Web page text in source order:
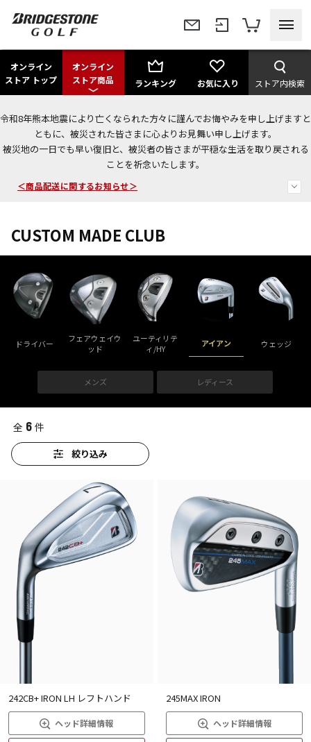
オンライン
ストア トップ
オンライン
ストア商品
ランキング お気に入り ストア内検索
令和8年熊本地震により亡くなられた方々に謹んでお悔やみを申し上げますと
ともに、被災された皆さまに心よりお見舞い申し上げます。
被災地の一日でも早い復旧と、被災者の皆さまが平穏な生活を取り戻される
ことを祈念いたします。
＜夏季休暇中のご注文・発送・お問い合わせ＞
今なら新規会員登録で1,000円OFFクーポンプレゼント！
＜商品配送に関するお知らせ＞
CUSTOM MADE CLUB
ドライバー
フェアウェイウ
ッド
ユーティリテ
ィ/HY
アイアン ウェッジ
メンズ レディース
絞り込み
全 6 件
242CB+ IRON LH レフトハンド
ヘッド詳細情報
245MAX IRON
ヘッド詳細情報